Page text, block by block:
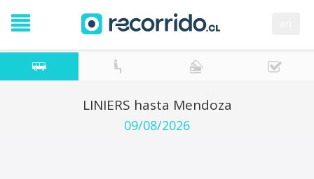
LINIERS hasta Mendoza
09/08/2026